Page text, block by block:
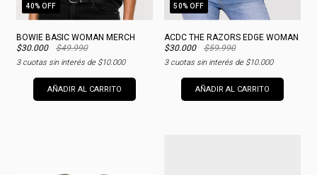
40% OFF
BOWIE BASIC WOMAN MERCH
$30.000
$49.990
3cuotas sin interés de $10.000
AÑADIR AL CARRITO
50% OFF
ACDC THE RAZORS EDGE WOMAN
$30.000
$59.990
3cuotas sin interés de $10.000
AÑADIR AL CARRITO